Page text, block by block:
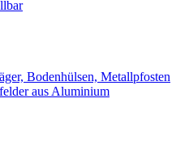
Bodenhülsen, Metallpfosten
aus Aluminium